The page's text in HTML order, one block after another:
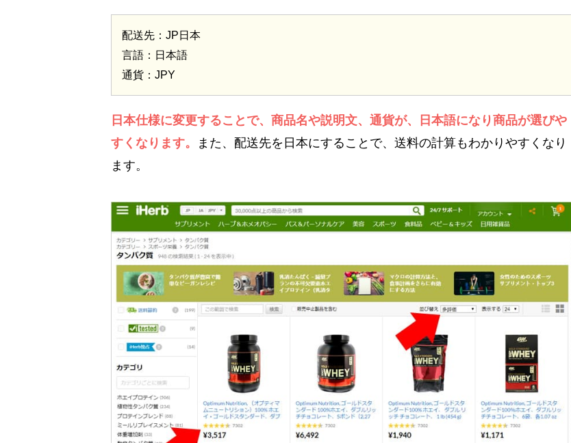
配送先：JP日本
言語：日本語
通貨：JPY
日本仕様に変更することで、商品名や説明文、通貨が、日本語になり商品が選びや
すくなります。
また、配送先を日本にすることで、送料の計算もわかりやすくなり
ます。